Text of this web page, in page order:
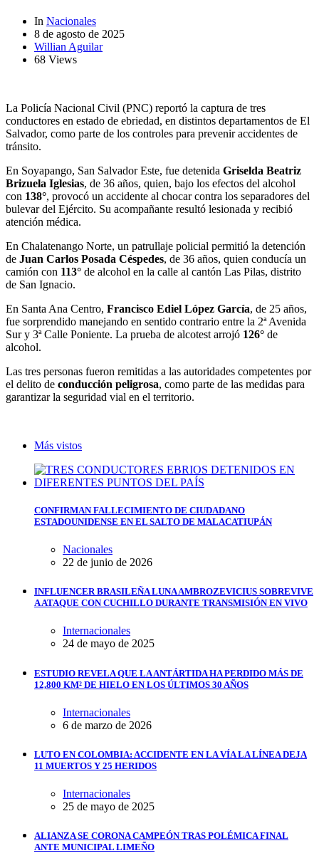
In Nacionales
8 de agosto de 2025
Willian Aguilar
68 Views
La Policía Nacional Civil (PNC) reportó la captura de tres
conductores en estado de ebriedad, en distintos departamentos de El
Salvador, como parte de los controles para prevenir accidentes de
tránsito.
En Soyapango, San Salvador Este, fue detenida Griselda Beatriz
Brizuela Iglesias, de 36 años, quien, bajo los efectos del alcohol
con 138°, provocó un accidente al chocar contra los separadores del
bulevar del Ejército. Su acompañante resultó lesionada y recibió
atención médica.
En Chalatenango Norte, un patrullaje policial permitió la detención
de Juan Carlos Posada Céspedes, de 36 años, quien conducía un
camión con 113° de alcohol en la calle al cantón Las Pilas, distrito
de San Ignacio.
En Santa Ana Centro, Francisco Ediel López García, de 25 años,
fue sorprendido manejando en sentido contrario entre la 2ª Avenida
Sur y 3ª Calle Poniente. La prueba de alcotest arrojó 126° de
alcohol.
Las tres personas fueron remitidas a las autoridades competentes por
el delito de conducción peligrosa, como parte de las medidas para
garantizar la seguridad vial en el territorio.
Más vistos
CONFIRMAN FALLECIMIENTO DE CIUDADANO
ESTADOUNIDENSE EN EL SALTO DE MALACATIUPÁN
Nacionales
22 de junio de 2026
INFLUENCER BRASILEÑA LUNA AMBROZEVICIUS SOBREVIVE
A ATAQUE CON CUCHILLO DURANTE TRANSMISIÓN EN VIVO
Internacionales
24 de mayo de 2025
ESTUDIO REVELA QUE LA ANTÁRTIDA HA PERDIDO MÁS DE
12,800 KM² DE HIELO EN LOS ÚLTIMOS 30 AÑOS
Internacionales
6 de marzo de 2026
LUTO EN COLOMBIA: ACCIDENTE EN LA VÍA LA LÍNEA DEJA
11 MUERTOS Y 25 HERIDOS
Internacionales
25 de mayo de 2025
ALIANZA SE CORONA CAMPEÓN TRAS POLÉMICA FINAL
ANTE MUNICIPAL LIMEÑO